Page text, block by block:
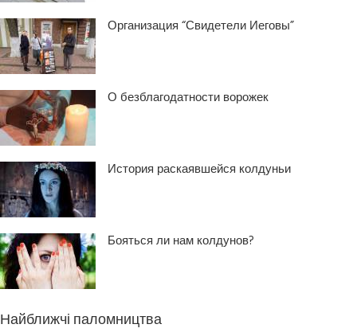
Организация “Свидетели Иеговы”
О безблагодатности ворожек
История раскаявшейся колдуньи
Бояться ли нам колдунов?
Найближчі паломництва